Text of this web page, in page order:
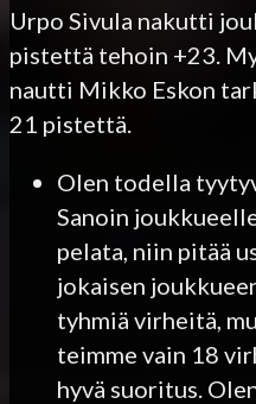
Urpo Sivula nakutti
pistettä tehoin +23.
nautti Mikko Eskon
21 pistettä.
Olen todella
Sanoin
pelata, niin pitää
jokaisen
tyhmiä virheitä,
teimme vain 18
hyvä suoritus.